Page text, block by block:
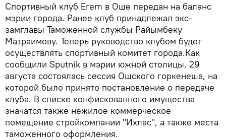
Спортивный клуб Erem в Оше передан на баланс
мэрии города. Ранее клуб принадлежал экс-
замглавы Таможенной службы Райымбеку
Матраимову. Теперь руководство клубом будет
осуществлять спортивный комитет города.Как
сообщили Sputnik в мэрии южной столицы, 29
августа состоялась сессия Ошского горкенеша, на
которой было принято постановление о передаче
клуба. В списке конфискованного имущества
значатся также нежилое коммерческое
помещение стройкомпании "Ихлас", а также места
таможенного оформления.